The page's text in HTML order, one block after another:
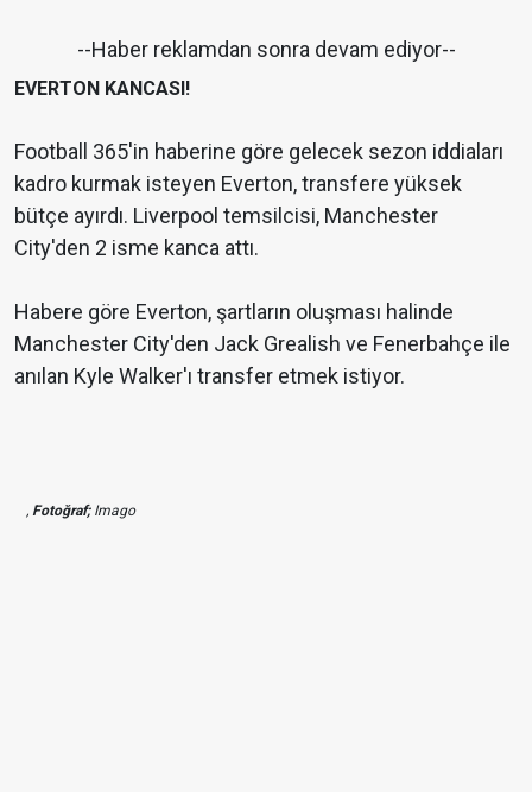
--Haber reklamdan sonra devam ediyor--
EVERTON KANCASI!
Football 365'in haberine göre gelecek sezon iddiaları
kadro kurmak isteyen Everton, transfere yüksek
bütçe ayırdı. Liverpool temsilcisi, Manchester
City'den 2 isme kanca attı.
Habere göre Everton, şartların oluşması halinde
Manchester City'den Jack Grealish ve Fenerbahçe ile
anılan Kyle Walker'ı transfer etmek istiyor.
, Fotoğraf;Imago